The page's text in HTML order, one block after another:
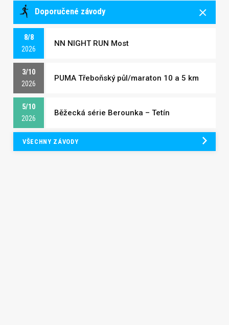
Doporučené závody
8/8
2026
NN NIGHT RUN Most
3/10
2026
PUMA Třeboňský půl/maraton 10 a 5 km
5/10
2026
Běžecká série Berounka – Tetín
VŠECHNY ZÁVODY